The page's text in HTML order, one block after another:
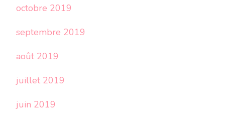
octobre 2019
septembre 2019
août 2019
juillet 2019
juin 2019